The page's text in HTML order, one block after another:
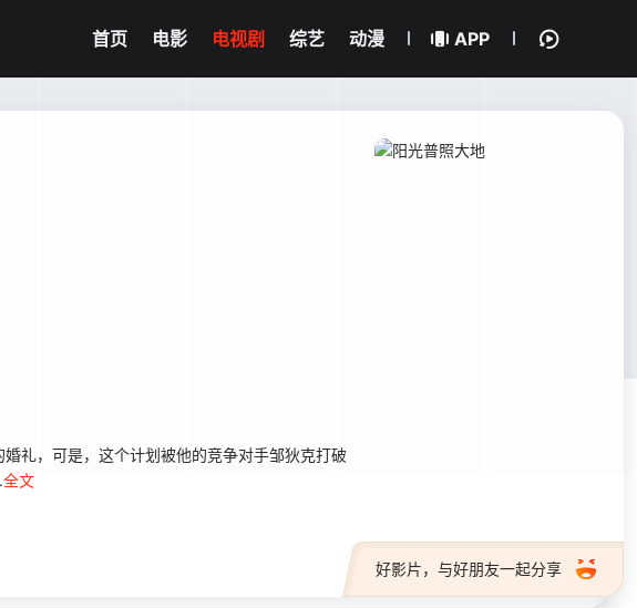
首页 电影 电视剧 综艺 动漫 APP
礼，可是，这个计划被他的竞争对手邹狄克打破
全文
好影片，与好朋友一起分享